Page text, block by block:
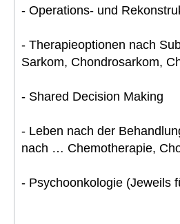
- Operations- und
- Therapieoptionen nach
Sarkom, Chondrosarkom,
- Shared Decision Making
- Leben nach der
nach … Chemotherapie,
- Psychoonkologie (Jeweils